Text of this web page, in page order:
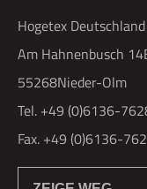
Hogetex
Am Hahnenbusch
55268Nieder-Olm
Tel. +49 (0)6136-
Fax. +49 (0)6136-